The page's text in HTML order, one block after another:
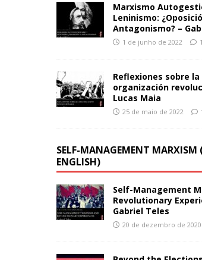
Marxismo
Leninismo:
Antagonismo? –
1 de junho de 2022 1
Reflexiones sobre la
organización
Lucas Maia
25 de maio de 2022
SELF-MANAGEMENT MARXISM
ENGLISH)
Self-Management
Revolutionary
Gabriel Teles
20 de dezembro de 2020